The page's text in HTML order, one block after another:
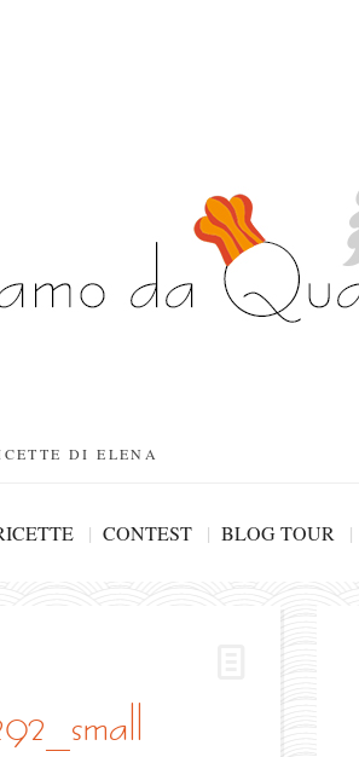
DI ELENA
CONTEST BLOG TOUR